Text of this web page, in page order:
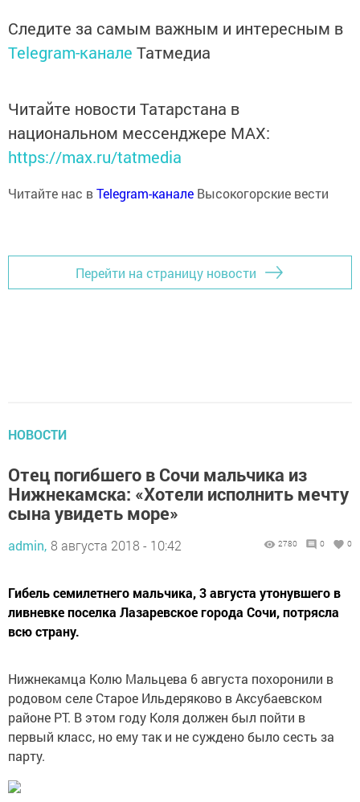
Следите за самым важным и интересным в
Telegram-канале Татмедиа
Читайте новости Татарстана в
национальном мессенджере MАХ:
https://max.ru/tatmedia
Читайте нас вTelegram-канале Высокогорские вести
Перейти на страницу новости
НОВОСТИ
Отец погибшего в Сочи мальчика из
Нижнекамска: «Хотели исполнить мечту
сына увидеть море»
admin, 8 августа 2018 - 10:42 2780 0 0
Гибель семилетнего мальчика, 3 августа утонувшего в
ливневке поселка Лазаревское города Сочи, потрясла
всю страну.
Нижнекамца Колю Мальцева 6 августа похоронили в
родовом селе Старое Ильдеряково в Аксубаевском
районе РТ. В этом году Коля должен был пойти в
первый класс, но ему так и не суждено было сесть за
парту.